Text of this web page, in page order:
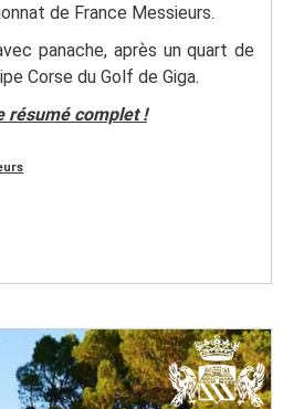
de France Messieurs.
panache, après un quart de
Corse du Golf de Giga.
résumé complet !